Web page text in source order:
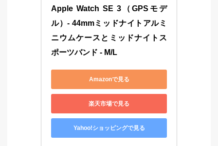
Apple Watch SE 3（GPSモデ
ル）- 44mmミッドナイトアルミ
ニウムケースとミッドナイトス
ポーツバンド - M/L
Amazonで見る
楽天市場で見る
Yahoo!ショッピングで見る